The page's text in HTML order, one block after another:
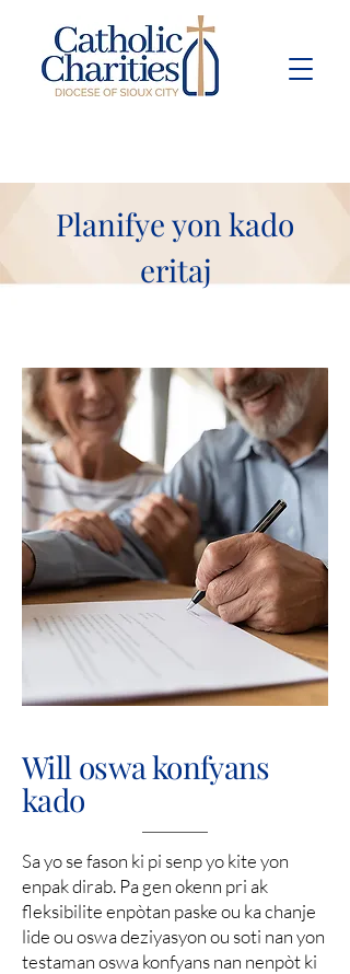
Planifye yon kado
eritaj
Will oswa konfyans
kado
Sa yo se fason ki pi senp yo kite yon
enpak dirab. Pa gen okenn pri ak
fleksibilite enpòtan paske ou ka chanje
lide ou oswa deziyasyon ou soti nan yon
testaman oswa konfyans nan nenpòt ki